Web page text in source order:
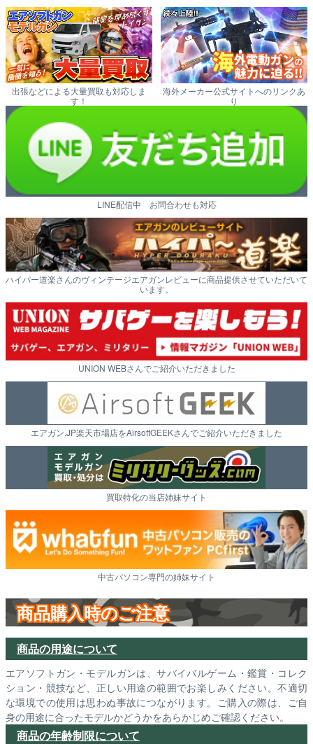
出張などによる大量買取も対応しま
す！
海外メーカー公式サイトへのリンクあ
り
LINE配信中 お問合わせも対応
ハイパー道楽さんのヴィンテージエアガンレビューに商品提供させていただいて
います。
UNION WEBさんでご紹介いただきました
エアガン.JP楽天市場店をAirsoftGEEKさんでご紹介いただきました
買取特化の当店姉妹サイト
中古パソコン専門の姉妹サイト
商品購入時のご注意
商品の用途について
エアソフトガン・モデルガンは、サバイバルゲーム・鑑賞・コレク
ション・競技など、正しい用途の範囲でお楽しみください。不適切
な環境での使用は思わぬ事故につながります。ご購入の際は、ご自
身の用途に合ったモデルかどうかをあらかじめご確認ください。
商品の年齢制限について